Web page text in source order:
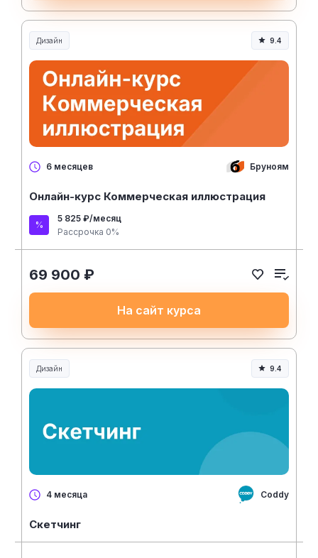
Дизайн 9.4
6 месяцев Бруноям
Онлайн-курс Коммерческая иллюстрация
5 825 ₽/месяц
Рассрочка 0%
69 900 ₽
На сайт курса
Дизайн 9.4
4 месяца Coddy
Скетчинг